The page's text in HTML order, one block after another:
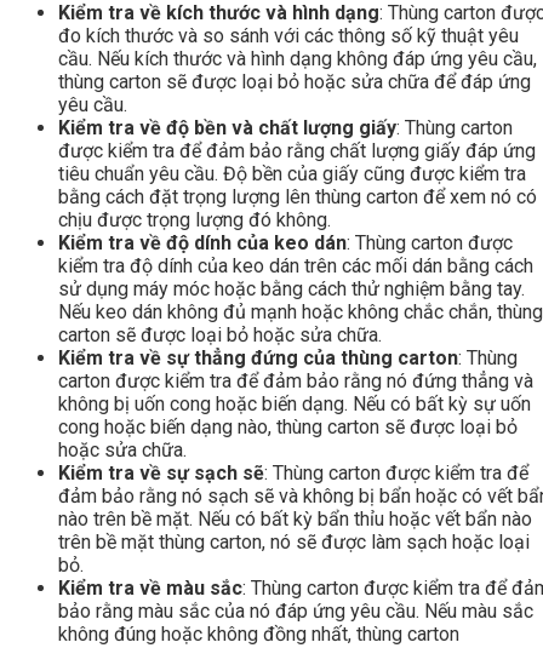
Kiểm tra về kích thước và hình dạng: Thùng carton
đo kích thước và so sánh với các thông số kỹ thuật yêu
cầu. Nếu kích thước và hình dạng không đáp ứng yêu cầu,
thùng carton sẽ được loại bỏ hoặc sửa chữa để đáp ứng
yêu cầu.
Kiểm tra về độ bền và chất lượng giấy: Thùng carton
được kiểm tra để đảm bảo rằng chất lượng giấy đáp ứng
tiêu chuẩn yêu cầu. Độ bền của giấy cũng được kiểm tra
bằng cách đặt trọng lượng lên thùng carton để xem nó có
chịu được trọng lượng đó không.
Kiểm tra về độ dính của keo dán: Thùng carton được
kiểm tra độ dính của keo dán trên các mối dán bằng cách
sử dụng máy móc hoặc bằng cách thử nghiệm bằng tay.
Nếu keo dán không đủ mạnh hoặc không chắc chắn, thùng
carton sẽ được loại bỏ hoặc sửa chữa.
Kiểm tra về sự thẳng đứng của thùng carton: Thùng
carton được kiểm tra để đảm bảo rằng nó đứng thẳng và
không bị uốn cong hoặc biến dạng. Nếu có bất kỳ sự uốn
cong hoặc biến dạng nào, thùng carton sẽ được loại bỏ
hoặc sửa chữa.
Kiểm tra về sự sạch sẽ: Thùng carton được kiểm tra để
đảm bảo rằng nó sạch sẽ và không bị bẩn hoặc có vết
nào trên bề mặt. Nếu có bất kỳ bẩn thỉu hoặc vết bẩn nào
trên bề mặt thùng carton, nó sẽ được làm sạch hoặc loại
bỏ.
Kiểm tra về màu sắc: Thùng carton được kiểm tra để
bảo rằng màu sắc của nó đáp ứng yêu cầu. Nếu màu sắc
không đúng hoặc không đồng nhất, thùng carton